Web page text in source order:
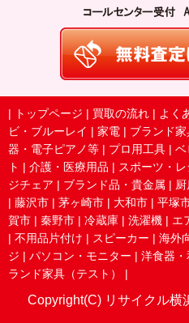
| トップページ | 買取の流れ | よく
ビ・ブルーレイ | 家電 | ブランド家
器・電子ピアノ等 | プロ用工具 | ベ
ト | 介護・医療用品 | スポーツ・
ジチェア | ブランド品・貴金属 |
| 藤沢市 | 茅ヶ崎市 | 大和市 | 平塚
賀市 | 秦野市 | 冷蔵庫 | 洗濯機 | エ
| 不用品片付け | スピーカー | 海外
ジ | パソコン・モニター | 洋食器・
ランド家具（テスト）
|
Copyright(C) リサイクル横